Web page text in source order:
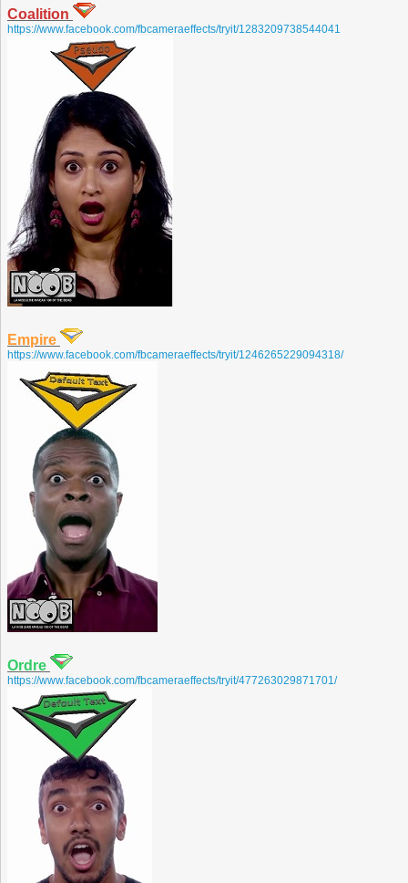
Coalition
https://www.facebook.com/fbcameraeffects/tryit/1283209738544041
Empire
https://www.facebook.com/fbcameraeffects/tryit/1246265229094318/
Ordre
https://www.facebook.com/fbcameraeffects/tryit/477263029871701/